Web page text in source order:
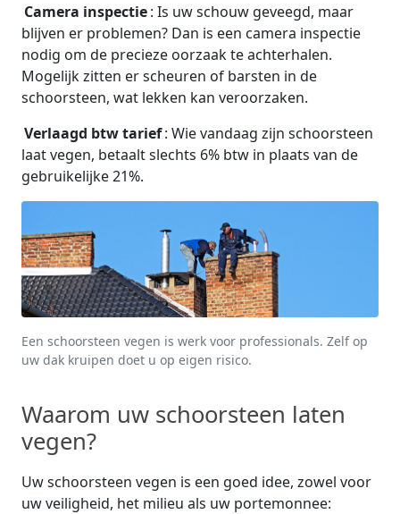
Camera inspectie: Is uw schouw geveegd, maar
blijven er problemen? Dan is een camera inspectie
nodig om de precieze oorzaak te achterhalen.
Mogelijk zitten er scheuren of barsten in de
schoorsteen, wat lekken kan veroorzaken.
Verlaagd btw tarief: Wie vandaag zijn schoorsteen
laat vegen, betaalt slechts 6% btw in plaats van de
gebruikelijke 21%.
Een schoorsteen vegen is werk voor professionals. Zelf op
uw dak kruipen doet u op eigen risico.
Waarom uw schoorsteen laten
vegen?
Uw schoorsteen vegen is een goed idee, zowel voor
uw veiligheid, het milieu als uw portemonnee: